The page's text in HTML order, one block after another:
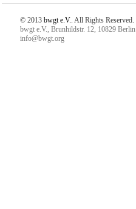
© 2013 bwgt e.V.. All Rights Reserved.
bwgt e.V., Brunhildstr. 12, 10829 Berlin
info@bwgt.org